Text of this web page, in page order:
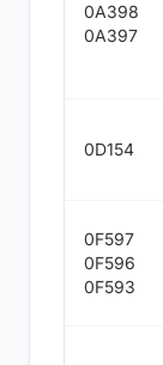
0A398
0A397
0D154
0F597
0F596
0F593